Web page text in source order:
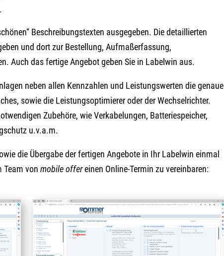
Beschreibungstexten ausgegeben. Die detaillierten
und dort zur Bestellung, Aufmaßerfassung,
Auch das fertige Angebot geben Sie in Labelwin aus.
neben allen Kennzahlen und Leistungswerten die genaue
sowie die Leistungsoptimierer oder der Wechselrichter.
Zubehöre, wie Verkabelungen, Batteriespeicher,
u.v.a.m.
die Übergabe der fertigen Angebote in Ihr Labelwin einmal
Team vonmobile offereinen Online-Termin zu vereinbaren: